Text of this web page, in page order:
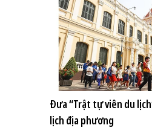
Đưa “Trật tự viên du
lịch địa phương